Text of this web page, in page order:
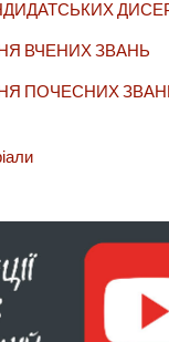
ВЧЕНИХ ЗВАНЬ
ПОЧЕСНИХ